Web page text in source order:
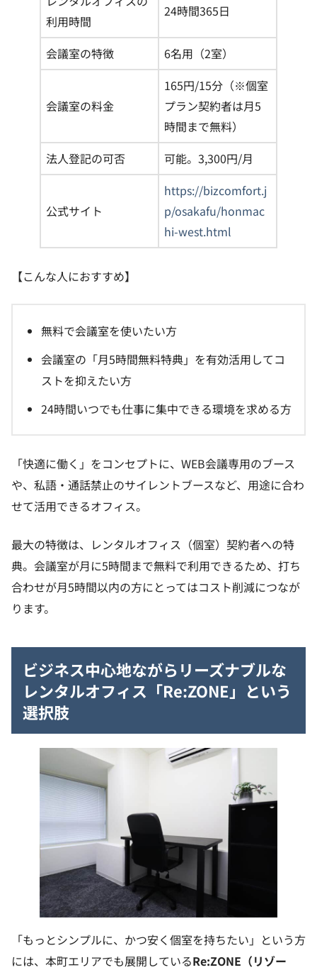
利用時間
24時間365日
会議室の特徴 6名用（2室）
会議室の料金
165円/15分（※個室
プラン契約者は月5
時間まで無料）
法人登記の可否
可能。3,300円/月
公式サイト
https://bizcomfort.j
p/osakafu/honmac
hi-west.html
【こんな人におすすめ】
無料で会議室を使いたい方
会議室の「月5時間無料特典」を有効活用してコ
ストを抑えたい方
24時間いつでも仕事に集中できる環境を求める方
「快適に働く」をコンセプトに、WEB会議専用のブース
や、私語・通話禁止のサイレントブースなど、用途に合わ
せて活用できるオフィス。
最大の特徴は、レンタルオフィス（個室）契約者への特
典。会議室が月に5時間まで無料で利用できるため、打ち
合わせが月5時間以内の方にとってはコスト削減につなが
ります。
ビジネス中心地ながらリーズナブルな
レンタルオフィス「Re:ZONE」という
選択肢
「もっとシンプルに、かつ安く個室を持ちたい」という方
には、本町エリアでも展開しているRe:ZONE（リゾー